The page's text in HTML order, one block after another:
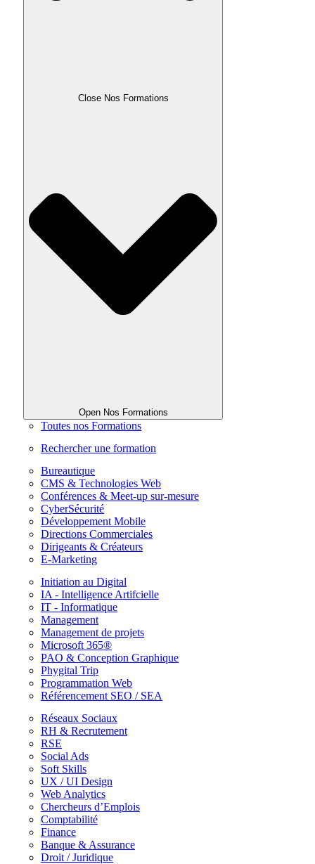
Close Nos Formations
Open Nos Formations
Toutes nos Formations
Rechercher une formation
Bureautique
CMS & Technologies Web
Conférences & Meet-up sur-mesure
CyberSécurité
Développement Mobile
Directions Commerciales
Dirigeants & Créateurs
E-Marketing
Initiation au Digital
IA - Intelligence Artifcielle
IT - Informatique
Management
Management de projets
Microsoft 365®
PAO & Conception Graphique
Phygital Trip
Programmation Web
Référencement SEO / SEA
Réseaux Sociaux
RH & Recrutement
RSE
Social Ads
Soft Skills
UX / UI Design
Web Analytics
Chercheurs d’Emplois
Comptabilité
Finance
Banque & Assurance
Droit / Juridique